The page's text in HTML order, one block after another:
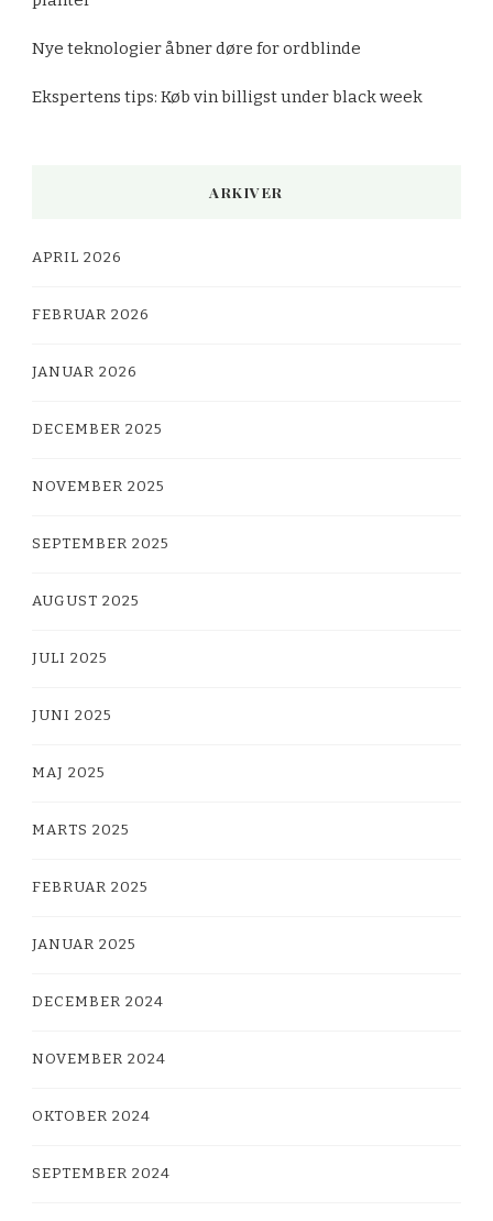
Nye teknologier åbner døre for ordblinde
Ekspertens tips: Køb vin billigst under black week
ARKIVER
APRIL 2026
FEBRUAR 2026
JANUAR 2026
DECEMBER 2025
NOVEMBER 2025
SEPTEMBER 2025
AUGUST 2025
JULI 2025
JUNI 2025
MAJ 2025
MARTS 2025
FEBRUAR 2025
JANUAR 2025
DECEMBER 2024
NOVEMBER 2024
OKTOBER 2024
SEPTEMBER 2024